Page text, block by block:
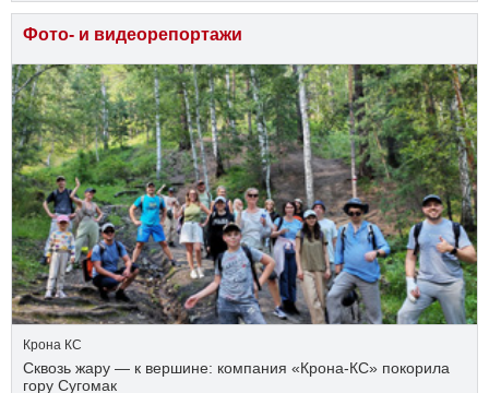
Фото- и видеорепортажи
Крона КС
Сквозь жару — к вершине: компания «Крона‑КС» покорила
гору Сугомак